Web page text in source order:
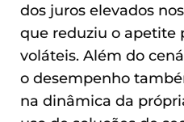
dos juros elevados
que reduziu o apetite
voláteis. Além do
o desempenho
na dinâmica da